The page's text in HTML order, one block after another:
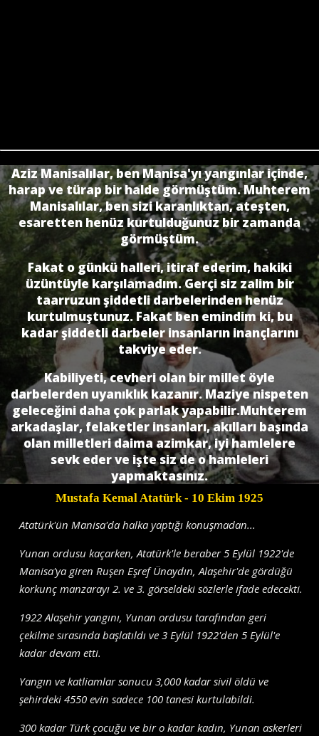
Aziz Manisalılar, ben Manisa'yı yangınlar içinde,
harap ve türap bir halde görmüştüm. Muhterem
Manisalılar, ben sizi karanlıktan, ateşten,
esaretten henüz kurtulduğunuz bir zamanda
görmüştüm.
Fakat o günkü halleri, itiraf ederim, hakiki
üzüntüyle karşılamadım. Gerçi siz zalim bir
taarruzun şiddetli darbelerinden henüz
kurtulmuştunuz. Fakat ben emindim ki, bu
kadar şiddetli darbeler insanların inançlarını
takviye eder.
Kabiliyeti, cevheri olan bir millet öyle
darbelerden uyanıklık kazanır. Maziye nispeten
geleceğini daha çok parlak yapabilir.Muhterem
arkadaşlar, felaketler insanları, akılları başında
olan milletleri daima azimkar, iyi hamlelere
sevk eder ve işte siz de o hamleleri
yapmaktasınız.
Mustafa Kemal Atatürk- 10 Ekim 1925
Atatürk'ün Manisa'da halka yaptığı konuşmadan...
Yunan ordusu kaçarken, Atatürk'le beraber 5 Eylül 1922'de
Manisa'ya giren Ruşen Eşref Ünaydın, Alaşehir'de gördüğü
korkunç manzarayı 2. ve 3. görseldeki sözlerle ifade edecekti.
1922 Alaşehir yangını, Yunan ordusu tarafından geri
çekilme sırasında başlatıldı ve 3 Eylül 1922'den 5 Eylül'e
kadar devam etti.
Yangın ve katliamlar sonucu 3,000 kadar sivil öldü ve
şehirdeki 4550 evin sadece 100 tanesi kurtulabildi.
300 kadar Türk çocuğu ve bir o kadar kadın, Yunan askerleri